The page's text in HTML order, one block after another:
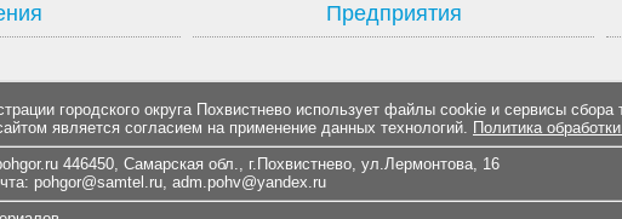
Предприятия
городского округа Похвистнево использует файлы cookie и сервисы сбора
является согласием на применение данных технологий. Политика
446450, Самарская обл., г.Похвистнево, ул.Лермонтова, 16
pohgor@samtel.ru, adm.pohv@yandex.ru